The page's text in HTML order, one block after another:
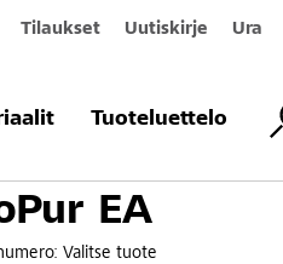
Tilaukset Uutiskirje Ura
Tuoteluettelo
EA
Valitse tuote